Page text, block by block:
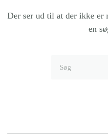
Der ser ud til at der ikke er
en